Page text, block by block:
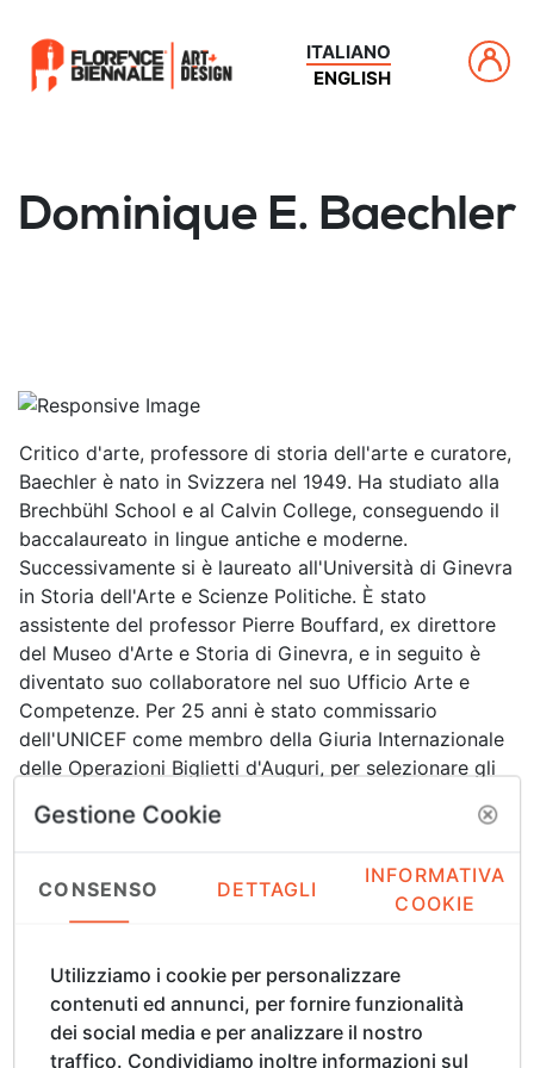
ITALIANO
ENGLISH
Dominique E. Baechler
Critico d'arte, professore di storia dell'arte e curatore,
Baechler è nato in Svizzera nel 1949. Ha studiato alla
Brechbühl School e al Calvin College, conseguendo il
baccalaureato in lingue antiche e moderne.
Successivamente si è laureato all'Università di Ginevra
in Storia dell'Arte e Scienze Politiche. È stato
assistente del professor Pierre Bouffard, ex direttore
del Museo d'Arte e Storia di Ginevra, e in seguito è
diventato suo collaboratore nel suo Ufficio Arte e
Competenze. Per 25 anni è stato commissario
dell'UNICEF come membro della Giuria Internazionale
delle Operazioni Biglietti d'Auguri, per selezionare gli
stato invitato a far parte del comitato della Biennale
di ricerca. È stato membro dell'AICA (Associazione
Internazionale dei Critici d'Arte). Baechler ha scritto
a numerose riviste d'arte e letteratura e a
presentazioni di artisti. È stato invitato dalla
Secretaria da Cultura do Estado de São Paulo come
ricercatore, organizzatore di mostre e promotore
Gestione Cookie
CONSENSO DETTAGLI
INFORMATIVA
COOKIE
Utilizziamo i cookie per personalizzare
contenuti ed annunci, per fornire funzionalità
dei social media e per analizzare il nostro
traffico. Condividiamo inoltre informazioni sul